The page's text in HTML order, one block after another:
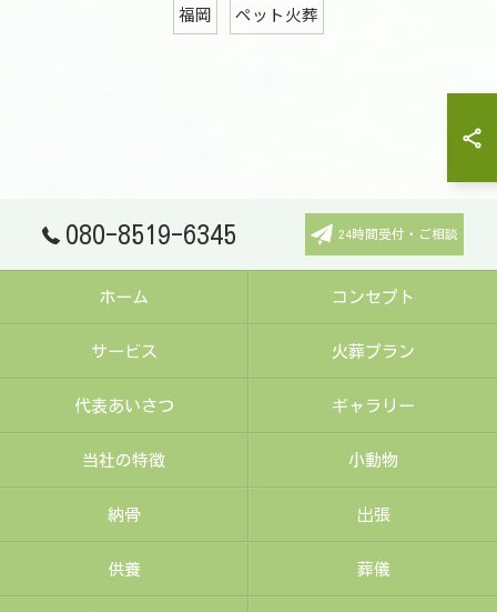
福岡 ペット火葬
080-8519-6345 24時間受付・ご相談
ホーム コンセプト
サービス 火葬プラン
代表あいさつ ギャラリー
当社の特徴 小動物
納骨 出張
供養 葬儀